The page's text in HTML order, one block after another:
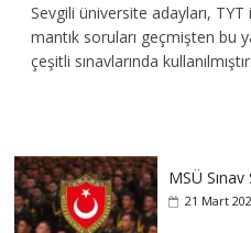
Sevgili üniversite adayları, TYT
mantık soruları geçmişten bu
çeşitli sınavlarında
MSÜ
21 Mart